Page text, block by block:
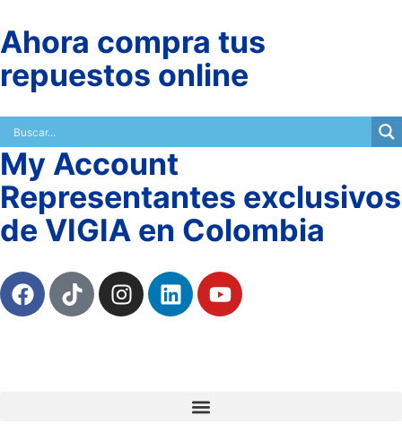
Ahora compra tus
repuestos online
My Account
Representantes exclusivos
de VIGIA en Colombia